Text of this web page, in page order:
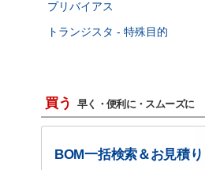
プリバイアス
トランジスタ - 特殊目的
買う 早く・便利に・スムーズに
BOM一括検索＆お見積り